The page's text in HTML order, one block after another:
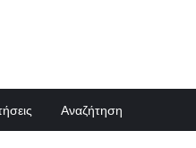
Αναζήτηση